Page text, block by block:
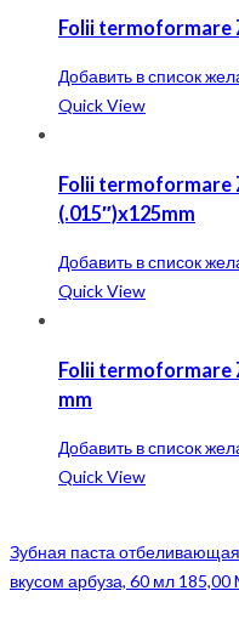
Folii termoformare
Добавить в список
Quick View
Folii termoformare
(.015″)x125mm
Добавить в список
Quick View
Folii termoformare
mm
Добавить в список
Quick View
Зубная паста
вкусом арбуза, 60 мл 185,00